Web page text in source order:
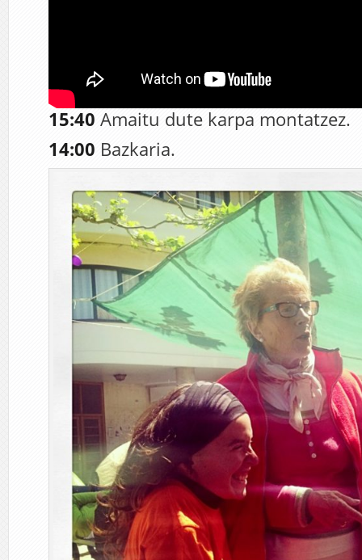
15:40 Amaitu dute karpa montatzez.
14:00 Bazkaria.